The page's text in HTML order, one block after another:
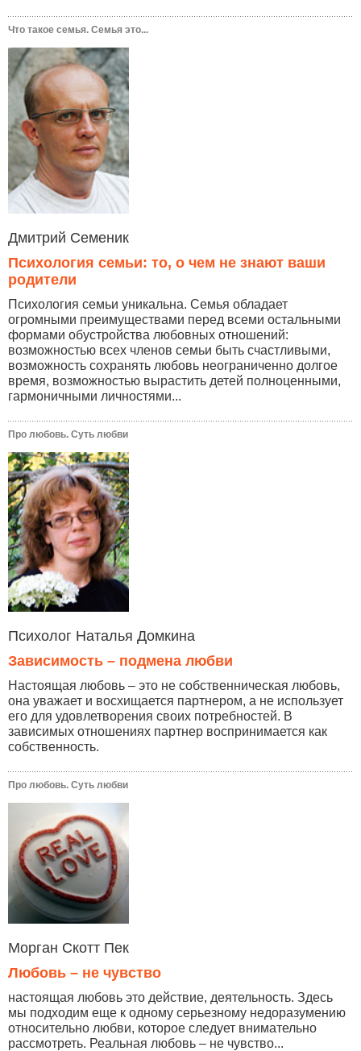
Что такое семья. Семья это...
Дмитрий Семеник
Психология семьи: то, о чем не знают ваши
родители
Психология семьи уникальна. Семья обладает
огромными преимуществами перед всеми остальными
формами обустройства любовных отношений:
возможностью всех членов семьи быть счастливыми,
возможность сохранять любовь неограниченно долгое
время, возможностью вырастить детей полноценными,
гармоничными личностями...
Про любовь. Суть любви
Психолог Наталья Домкина
Зависимость – подмена любви
Настоящая любовь – это не собственническая любовь,
она уважает и восхищается партнером, а не использует
его для удовлетворения своих потребностей. В
зависимых отношениях партнер воспринимается как
собственность.
Про любовь. Суть любви
Морган Скотт Пек
Любовь – не чувство
настоящая любовь это действие, деятельность. Здесь
мы подходим еще к одному серьезному недоразумению
относительно любви, которое следует внимательно
рассмотреть. Реальная любовь – не чувство...